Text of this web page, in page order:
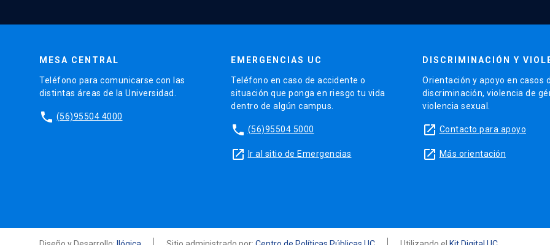
MESA CENTRAL
Teléfono para comunicarse con las
distintas áreas de la Universidad.
phone (56)95504 4000
EMERGENCIAS UC
Teléfono en caso de accidente o
situación que ponga en riesgo tu vida
dentro de algún campus.
phone (56)95504 5000
launch Ir al sitio de Emergencias
DISCRIMINACIÓN Y
Orientación y apoyo en casos
discriminación, violencia de
violencia sexual.
launch Contacto para apoyo
launch Más orientación